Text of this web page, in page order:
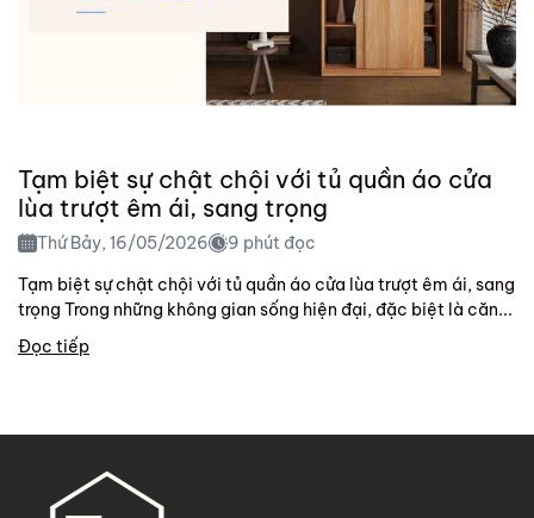
Tạm biệt sự chật chội với tủ quần áo cửa
lùa trượt êm ái, sang trọng
Thứ Bảy, 16/05/2026
9 phút đọc
Tạm biệt sự chật chội với tủ quần áo cửa lùa trượt êm ái, sang
trọng Trong những không gian sống hiện đại, đặc biệt là căn...
Đọc tiếp